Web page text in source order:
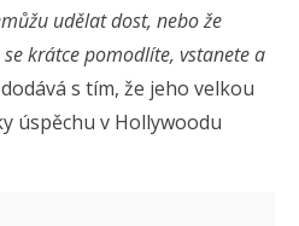
udělat dost, nebo že
krátce pomodlíte, vstanete a
s tím, že jeho velkou
úspěchu v Hollywoodu